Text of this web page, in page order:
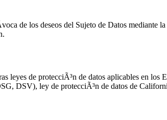
de los deseos del Sujeto de Datos mediante
leyes de protecciÃ³n de datos aplicables en
DSV), ley de protecciÃ³n de datos de